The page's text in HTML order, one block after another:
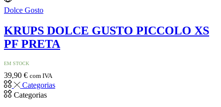
Dolce Gosto
KRUPS DOLCE GUSTO PICCOLO XS
PF PRETA
EM STOCK
39,90 € com IVA
Categorias
Categorias